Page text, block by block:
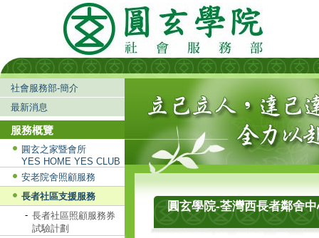
社會服務部-簡介
最新消息
服務概覽
圓玄之家暨會所
YES HOME YES CLUB
安老院舍照顧服務
長者社區支援服務
- 長者社區照顧服務券
試驗計劃
圓玄學院-荃灣西長者鄰舍